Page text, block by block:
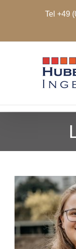
Tel +49